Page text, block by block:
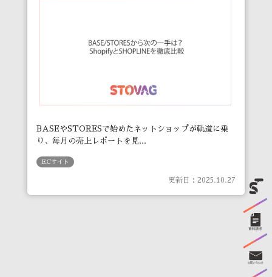
BASEやSTORESで始めたネットショップが軌道に乗
り、毎月の売上レポートを見...
ECサイト
更新日：2025.10.27